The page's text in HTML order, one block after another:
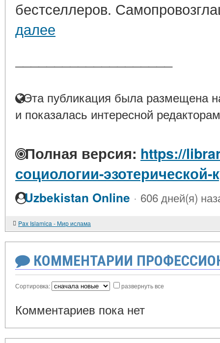
бестселлеров.
далее
Эта публикация была размещена
и показалась интересной
Полная версия: https://
социологии-эзотерической-
Uzbekistan Online · 606 дней(я)
Pax Islamica - Мир ислама
КОММЕНТАРИИ
Сортировка: развернуть все
Комментариев пока нет